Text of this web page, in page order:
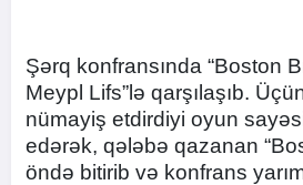
Şərq konfransında “Boston
Meypl Lifs”lə qarşılaşıb.
nümayiş etdirdiyi oyun
edərək, qələbə qazanan
öndə bitirib və konfrans